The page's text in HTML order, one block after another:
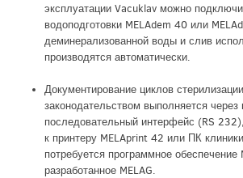
эксплуатации Vacuklav можно
водоподготовки MELAdem 40 или
деминерализованной воды и слив
производятся автоматически.
Документирование циклов
законодательством выполняется через
последовательный интерфейс (RS
к принтеру MELAprint 42 или ПК
потребуется программное обеспечение
разработанное MELAG.